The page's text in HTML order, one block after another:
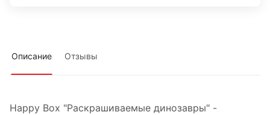
Описание Отзывы
Happy Box "Раскрашиваемые динозавры" -